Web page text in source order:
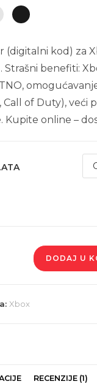
(digitalni kod) za
Strašni benefiti:
Call of Duty), veći
Kupite online –
DODAJ U
Xbox
RECENZIJE (1)